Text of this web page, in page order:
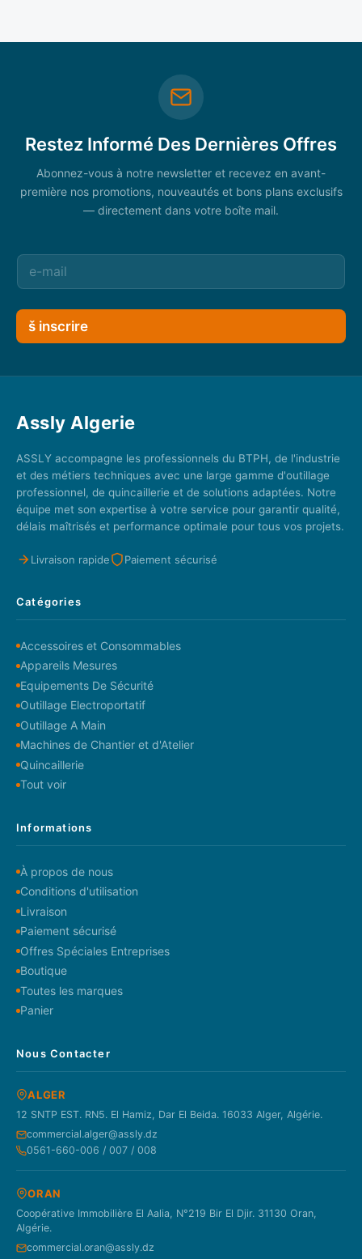
Restez Informé Des Dernières Offres
Abonnez-vous à notre newsletter et recevez en avant-
première nos promotions, nouveautés et bons plans exclusifs
— directement dans votre boîte mail.
š inscrire
Assly Algerie
ASSLY accompagne les professionnels du BTPH, de l'industrie
et des métiers techniques avec une large gamme d'outillage
professionnel, de quincaillerie et de solutions adaptées. Notre
équipe met son expertise à votre service pour garantir qualité,
délais maîtrisés et performance optimale pour tous vos projets.
Livraison rapide Paiement sécurisé
Catégories
Accessoires et Consommables
Appareils Mesures
Equipements De Sécurité
Outillage Electroportatif
Outillage A Main
Machines de Chantier et d'Atelier
Quincaillerie
Tout voir
Informations
À propos de nous
Conditions d'utilisation
Livraison
Paiement sécurisé
Offres Spéciales Entreprises
Boutique
Toutes les marques
Panier
Nous Contacter
ALGER
12 SNTP EST. RN5. El Hamiz, Dar El Beida. 16033 Alger, Algérie.
commercial.alger@assly.dz
0561-660-006 / 007 / 008
ORAN
Coopérative Immobilière El Aalia, N°219 Bir El Djir. 31130 Oran,
Algérie.
commercial.oran@assly.dz